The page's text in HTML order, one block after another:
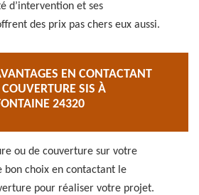
d’intervention et ses
des prix pas chers eux aussi.
EN CONTACTANT
SIS À
24320
ou de couverture sur votre
bon choix en contactant le
pour réaliser votre projet.